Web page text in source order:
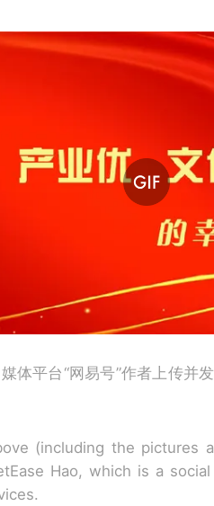
体平台“网易号”作者上传并
(including the pictures
Hao, which is a